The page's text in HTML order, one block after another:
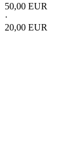
50,00 EUR
·
20,00 EUR